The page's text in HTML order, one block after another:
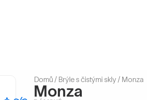
Domů/ Brýle s čistými skly/ Monza
Monza